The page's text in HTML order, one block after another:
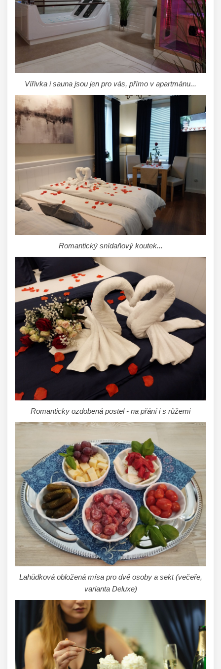
Vířivka i sauna jsou jen pro vás, přímo v apartmánu...
Romantický snídaňový koutek...
Romanticky ozdobená postel - na přání i s růžemi
Lahůdková obložená mísa pro dvě osoby a sekt (večeře,
varianta Deluxe)